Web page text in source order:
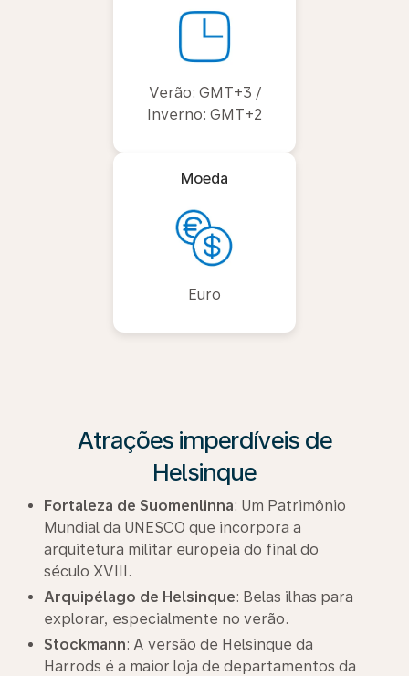
Verão: GMT+3 /
Inverno: GMT+2
Moeda
Euro
Atrações imperdíveis de
Helsinque
Fortaleza de Suomenlinna: Um Patrimônio
Mundial da UNESCO que incorpora a
arquitetura militar europeia do final do
século XVIII.
Arquipélago de Helsinque: Belas ilhas para
explorar, especialmente no verão.
Stockmann: A versão de Helsinque da
Harrods é a maior loja de departamentos da